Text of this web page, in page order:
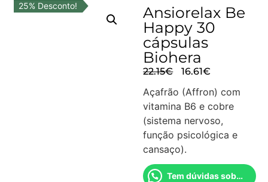
25% Desconto!
Ansiorelax Be
Happy 30
cápsulas
Biohera
22.15€ 16.61€
Açafrão (Affron) com
vitamina B6 e cobre
(sistema nervoso,
função psicológica e
cansaço).
Tem dúvidas sobre este produto?